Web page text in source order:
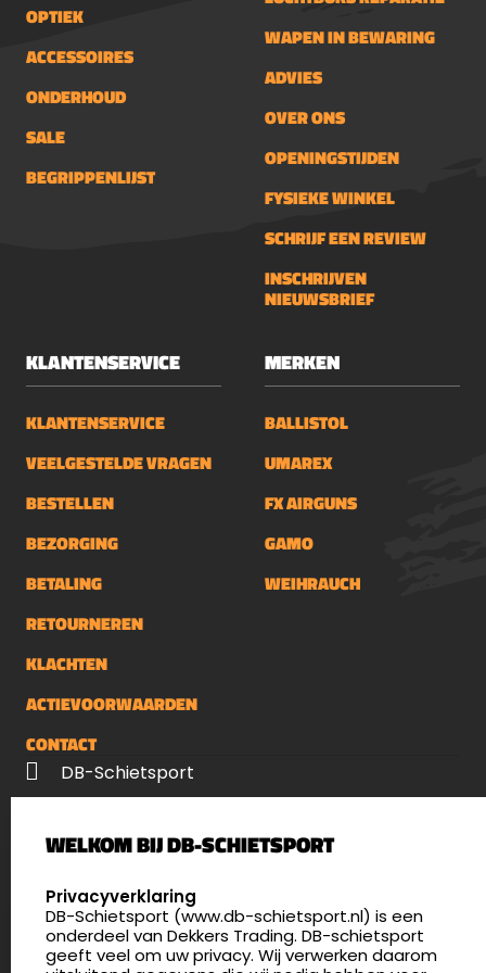
OPTIEK
ACCESSOIRES
ONDERHOUD
SALE
BEGRIPPENLIJST
WAPEN IN BEWARING
ADVIES
OVER ONS
OPENINGSTIJDEN
FYSIEKE WINKEL
SCHRIJF EEN REVIEW
INSCHRIJVEN
NIEUWSBRIEF
KLANTENSERVICE
KLANTENSERVICE
VEELGESTELDE VRAGEN
BESTELLEN
BEZORGING
BETALING
RETOURNEREN
KLACHTEN
ACTIEVOORWAARDEN
CONTACT
MERKEN
BALLISTOL
UMAREX
FX AIRGUNS
GAMO
WEIHRAUCH
DB-Schietsport
5411 LX Zeeland
4.8
172 beoordelingen
WELKOM BIJ DB-SCHIETSPORT
SELECT LANGUAGE
Privacyverklaring
DB-Schietsport (www.db-schietsport.nl) is een
onderdeel van Dekkers Trading. DB-schietsport
geeft veel om uw privacy. Wij verwerken daarom